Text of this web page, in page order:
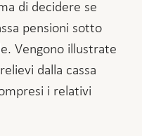
di decidere se
pensioni sotto
Vengono illustrate
dalla cassa
i relativi